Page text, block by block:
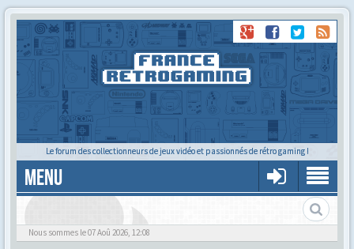
Le forum des collectionneurs de jeux vidéo et passionnés de rétro gaming !
MENU
Nous sommes le 07 Aoû 2026, 12:08